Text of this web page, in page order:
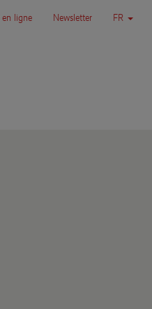
ligne Newsletter FR